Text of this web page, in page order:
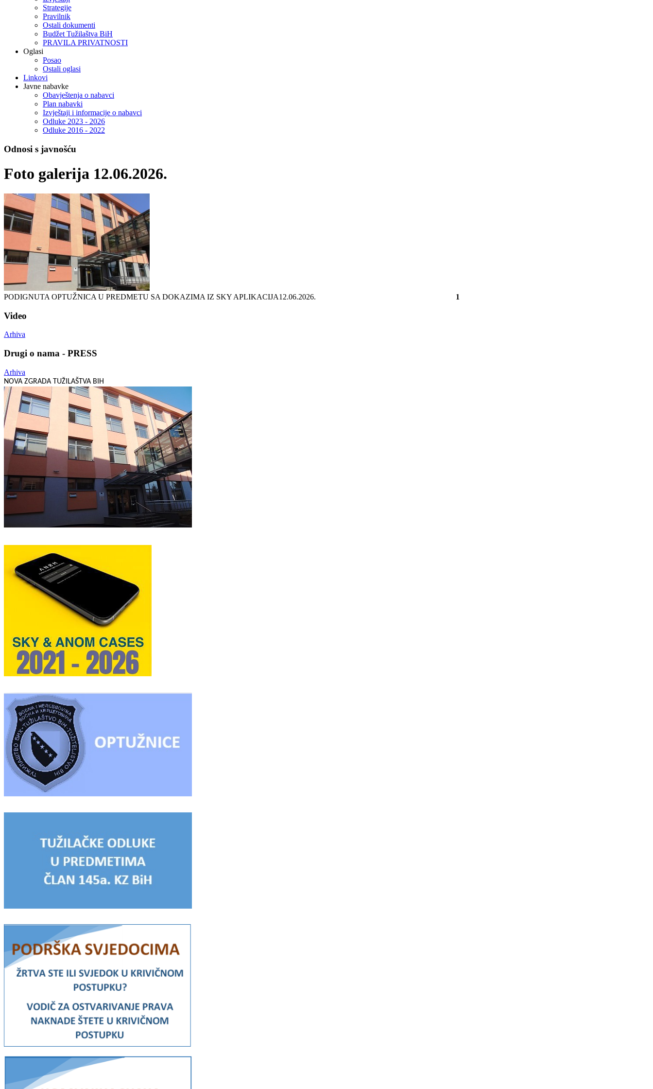
Strategije
Pravilnik
Ostali dokumenti
Budžet Tužilaštva BiH
PRAVILA PRIVATNOSTI
Oglasi
Posao
Ostali oglasi
Linkovi
Javne nabavke
Obavještenja o nabavci
Plan nabavki
Izvještaji i informacije o nabavci
Odluke 2023 - 2026
Odluke 2016 - 2022
Odnosi s javnošću
Foto galerija 12.06.2026.
PODIGNUTA OPTUŽNICA U PREDMETU SA DOKAZIMA IZ SKY APLIKACIJA12.06.2026. 1
Video
Arhiva
Drugi o nama - PRESS
Arhiva
NOVA ZGRADA TUŽILAŠTVA BIH